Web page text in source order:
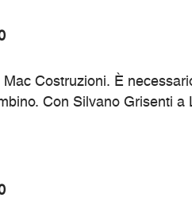
Costruzioni. È
Con Silvano Grisenti a